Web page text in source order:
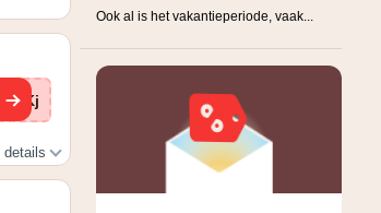
EKj
details
Ook al is het vakantieperiode, vaak...